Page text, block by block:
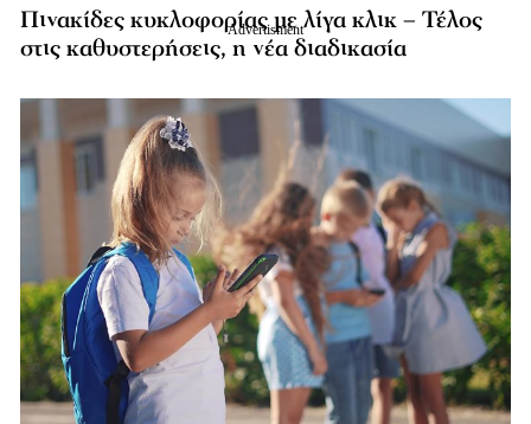
Πινακίδες κυκλοφορίας με λίγα κλικ – Τέλος
στις καθυστερήσεις, η νέα διαδικασία